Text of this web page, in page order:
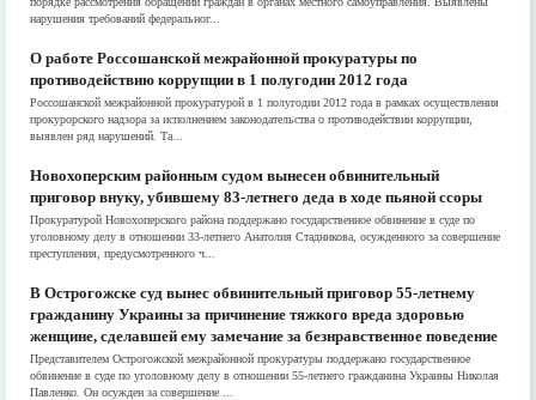
нарушения требований федеральног...
О работе Россошанской межрайонной прокуратуры по
противодействию коррупции в 1 полугодии 2012 года
Россошанской межрайонной прокуратурой в 1 полугодии 2012 года в рамках осуществления
прокурорского надзора за исполнением законодательства о противодействии коррупции,
выявлен ряд нарушений. Та...
Новохоперским районным судом вынесен обвинительный
приговор внуку, убившему 83-летнего деда в ходе пьяной ссоры
Прокуратурой Новохоперского района поддержано государственное обвинение в суде по
уголовному делу в отношении 33-летнего Анатолия Стадникова, осужденного за совершение
преступления, предусмотренного ч...
В Острогожске суд вынес обвинительный приговор 55-летнему
гражданину Украины за причинение тяжкого вреда здоровью
женщине, сделавшей ему замечание за безнравственное поведение
Представителем Острогожской межрайонной прокуратуры поддержано государственное
обвинение в суде по уголовному делу в отношении 55-летнего гражданина Украины Николая
Павленко. Он осужден за совершение ...